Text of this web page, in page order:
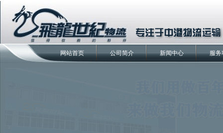
网站首页 公司简介 新闻中心 服务